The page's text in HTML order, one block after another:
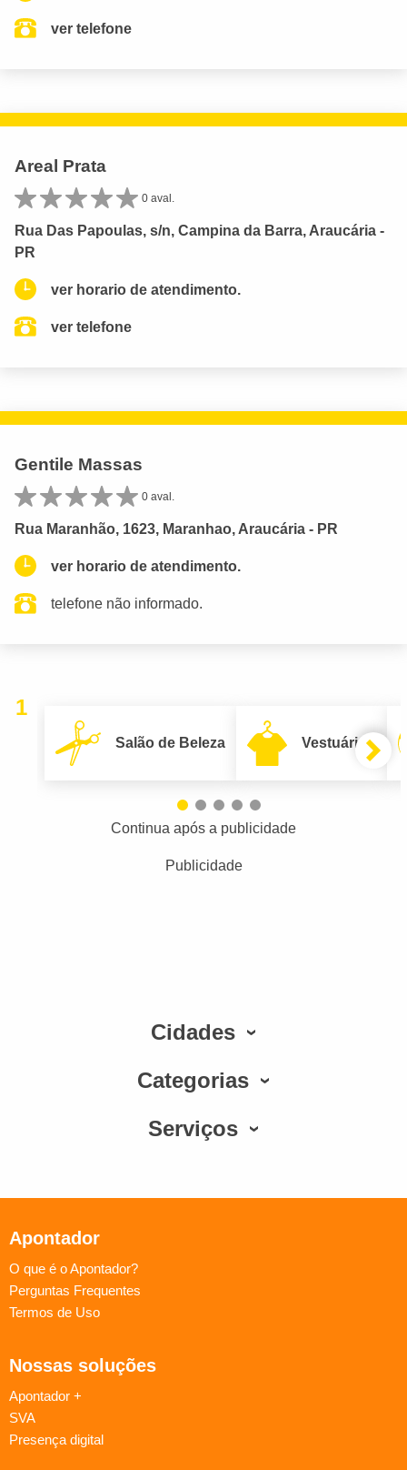
ver telefone
Areal Prata
0 aval.
Rua Das Papoulas, s/n, Campina da Barra, Araucária -
PR
ver horario de atendimento.
ver telefone
Gentile Massas
0 aval.
Rua Maranhão, 1623, Maranhao, Araucária - PR
ver horario de atendimento.
telefone não informado.
1
Salão de Beleza Vestuário
Continua após a publicidade
Publicidade
Cidades
Categorias
Serviços
Apontador
O que é o Apontador?
Perguntas Frequentes
Termos de Uso
Nossas soluções
Apontador +
SVA
Presença digital